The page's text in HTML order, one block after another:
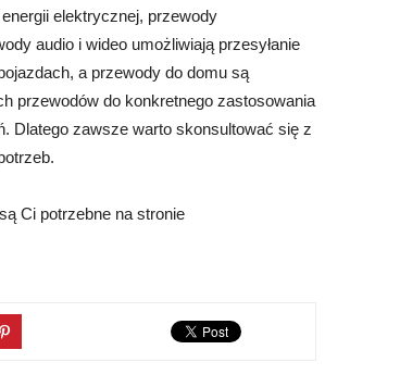
elektrycznej, przewody
audio i wideo umożliwiają przesyłanie
a przewody do domu są
przewodów do konkretnego zastosowania
Dlatego zawsze warto skonsultować się z
Ci potrzebne na stronie